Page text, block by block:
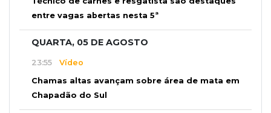
entre vagas abertas nesta 5ª
QUARTA, 05 DE AGOSTO
23:55 Vídeo
Chamas altas avançam sobre área de mata em
Chapadão do Sul